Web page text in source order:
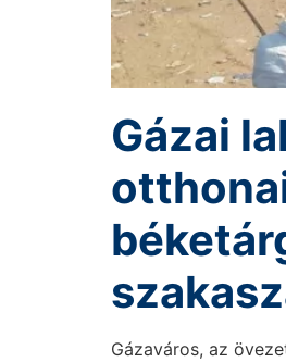
Gázai
Gázaváros, az